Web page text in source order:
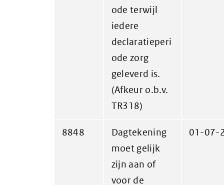
ode terwijl
iedere
declaratieperi
ode zorg
geleverd is.
(Afkeur o.b.v.
TR318)
8848
Dagtekening
moet gelijk
zijn aan of
voor de
01-07-